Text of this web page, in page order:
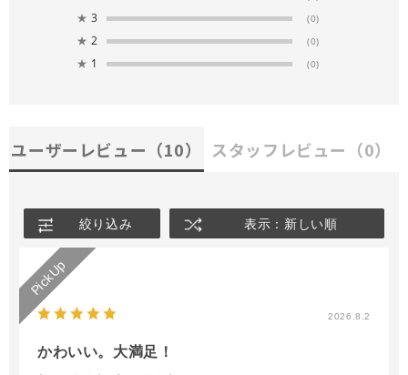
★ 3 (0)
★ 2 (0)
★ 1 (0)
ユーザーレビュー （10） スタッフレビュー （0）
絞り込み 表示：新しい順
2026.8.2
かわいい。大満足！